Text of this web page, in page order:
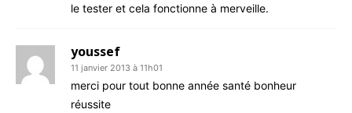
le tes­ter et cela fonc­tionne à merveille.
youssef
11 janvier 2013 à 11h01
mer­ci pour tout bonne année san­té bon­heur
réussite